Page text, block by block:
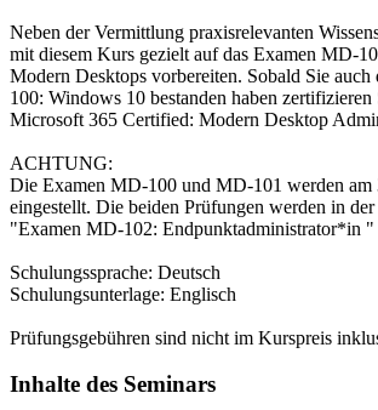
Neben der Vermittlung praxisrelevanten
mit diesem Kurs gezielt auf das Examen MD-
Modern Desktops vorbereiten. Sobald Sie
100: Windows 10 bestanden haben zertifizieren
Microsoft 365 Certified: Modern Desktop
ACHTUNG:
Die Examen MD-100 und MD-101 werden am
eingestellt. Die beiden Prüfungen werden in
"Examen MD-102: Endpunktadministrator*in "
Schulungssprache: Deutsch
Schulungsunterlage: Englisch
Prüfungsgebühren sind nicht im Kurspreis
Inhalte des Seminars